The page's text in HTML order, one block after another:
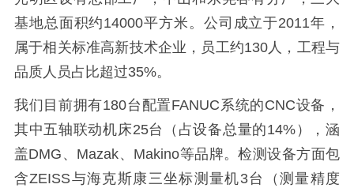
基地总面积约14000平方米。公司成立于2011年，
属于相关标准高新技术企业，员工约130人，工程与
品质人员占比超过35%。
我们目前拥有180台配置FANUC系统的CNC设备，
其中五轴联动机床25台（占设备总量的14%），涵
盖DMG、Mazak、Makino等品牌。检测设备方面包
含ZEISS与海克斯康三坐标测量机3台（测量精度